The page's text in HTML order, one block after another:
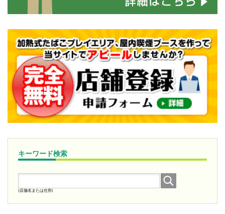
キーワード検索
(店舗名または住所)